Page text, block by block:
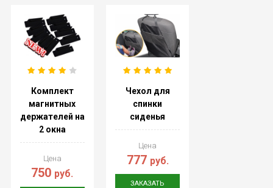
Комплект
магнитных
держателей на
2 окна
Цена
750 руб.
Чехол для
спинки
сиденья
Цена
777 руб.
ЗАКАЗАТЬ